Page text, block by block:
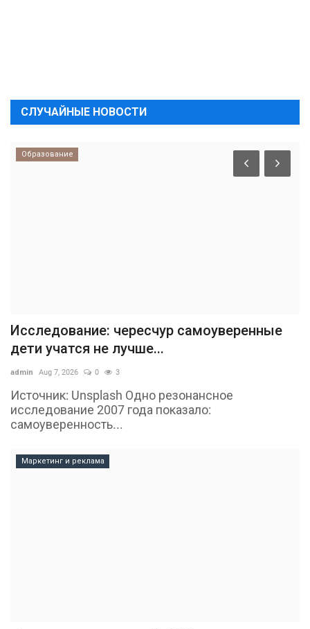
СЛУЧАЙНЫЕ НОВОСТИ
Образование
Исследование: чересчур самоуверенные
дети учатся не лучше...
admin Aug 7, 2026 0 3
Источник: Unsplash Одно резонансное
исследование 2007 года показало:
самоуверенность...
Маркетинг и реклама